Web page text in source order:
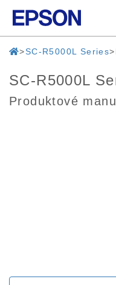
SC-R5000L Series
SC-R5000L
Produktové